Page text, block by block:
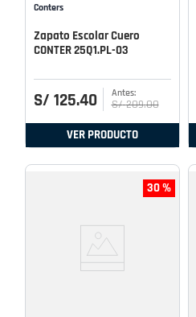
Conters
Zapato Escolar Cuero
CONTER 25Q1.PL-03
S/ 125.40 S/ 209.00
VER PRODUCTO
30 %